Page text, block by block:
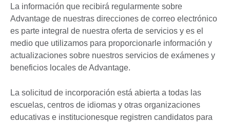
La información que recibirá regularmente sobre
Advantage de nuestras direcciones de correo electrónico
es parte integral de nuestra oferta de servicios y es el
medio que utilizamos para proporcionarle información y
actualizaciones sobre nuestros servicios de exámenes y
beneficios locales de Advantage.
La solicitud de incorporación está abierta a todas las
escuelas, centros de idiomas y otras organizaciones
educativas e institucionesque registren candidatos para